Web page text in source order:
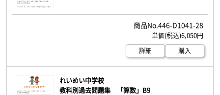
446-D1041-28
6,050円
詳細
購入
れいめい中学校
教科別過去問題集 「算数」B9